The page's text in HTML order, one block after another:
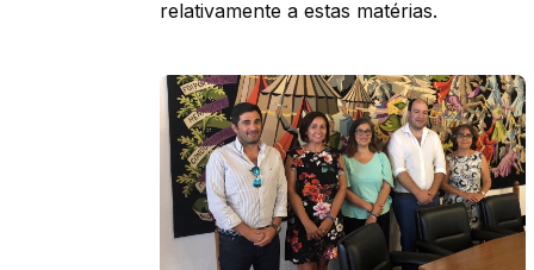
relativamente a estas matérias.